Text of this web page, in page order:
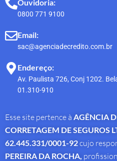
Ouvidoria:
0800 771 9100
Email:
sac@agenciadecredito.com.br
Endereço:
Av. Paulista 726, Conj 1202.
01.310-910
Esse site pertence à AGÊNCIA
CORRETAGEM DE SEGUROS
62.445.331/0001-92cujo
PEREIRA DA ROCHA,